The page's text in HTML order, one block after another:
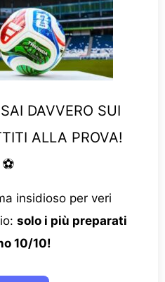
DAVVERO SUI
ALLA PROVA!
⚽
insidioso per veri
solo i più preparati
10/10!